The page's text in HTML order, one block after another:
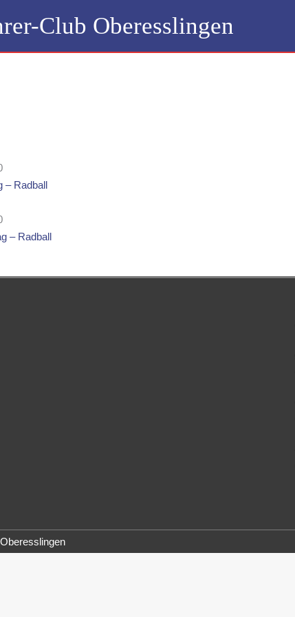
Club Oberesslingen
– Radball
– Radball